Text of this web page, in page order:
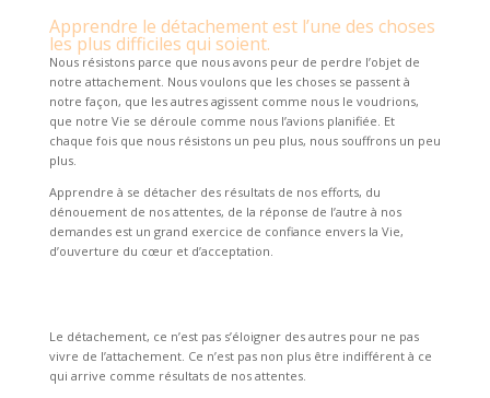
Apprendre le détachement est l’une des choses
les plus difficiles qui soient.
Nous résistons parce que nous avons peur de perdre l’objet de
notre attachement. Nous voulons que les choses se passent à
notre façon, que les autres agissent comme nous le voudrions,
que notre Vie se déroule comme nous l’avions planifiée. Et
chaque fois que nous résistons un peu plus, nous souffrons un peu
plus.
Apprendre à se détacher des résultats de nos efforts, du
dénouement de nos attentes, de la réponse de l’autre à nos
demandes est un grand exercice de confiance envers la Vie,
d’ouverture du cœur et d’acceptation.
Le détachement, ce n’est pas s’éloigner des autres pour ne pas
vivre de l’attachement. Ce n’est pas non plus être indifférent à ce
qui arrive comme résultats de nos attentes.